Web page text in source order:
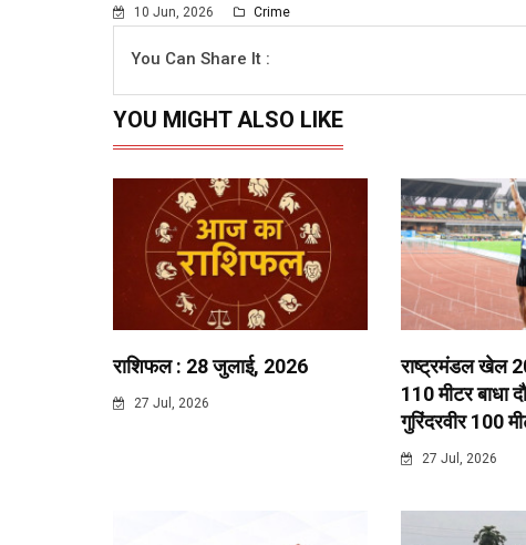
10 Jun, 2026 Crime
You Can Share It :
YOU MIGHT ALSO LIKE
राशिफल : 28 जुलाई, 2026
27 Jul, 2026
राष्ट्रमंडल खेल
110 मीटर बाधा
गुरिंदरवीर 100
27 Jul, 2026